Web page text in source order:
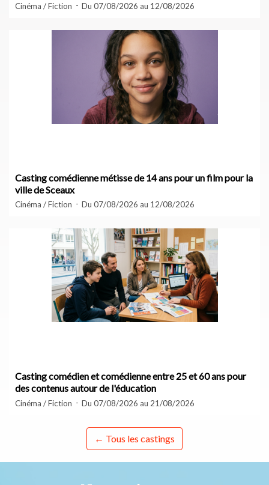
Cinéma / Fiction Du 07/08/2026 au 12/08/2026
Casting comédienne métisse de 14 ans pour un film pour la
ville de Sceaux
Cinéma / Fiction Du 07/08/2026 au 12/08/2026
Casting comédien et comédienne entre 25 et 60 ans pour
des contenus autour de l'éducation
Cinéma / Fiction Du 07/08/2026 au 21/08/2026
← Tous les castings